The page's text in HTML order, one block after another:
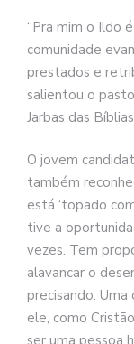
“Pra mim o Ildo
comunidade
prestados e
salientou o
Jarbas das
O jovem
também
está ‘topado
tive a
vezes. Tem
alavancar o
precisando.
ele, como